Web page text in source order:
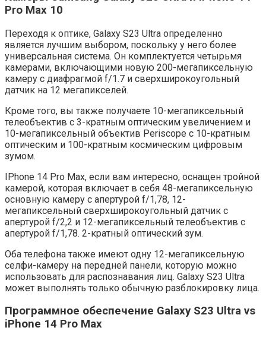
Pro Max 10
Переходя к оптике, Galaxy S23 Ultra определенно
является лучшим выбором, поскольку у него более
универсальная система. Он комплектуется четырьмя
камерами, включающими новую 200-мегапиксельную
камеру с диафрагмой f/1.7 и сверхширокоугольный
датчик на 12 мегапикселей.
Кроме того, вы также получаете 10-мегапиксельный
телеобъектив с 3-кратным оптическим увеличением и
10-мегапиксельный объектив Periscope с 10-кратным
оптическим и 100-кратным космическим цифровым
зумом.
IPhone 14 Pro Max, если вам интересно, оснащен тройной
камерой, которая включает в себя 48-мегапиксельную
основную камеру с апертурой f/1,78, 12-
мегапиксельный сверхширокоугольный датчик с
апертурой f/2,2 и 12-мегапиксельный телеобъектив с
апертурой f/1,78. 2-кратный оптический зум.
Оба телефона также имеют одну 12-мегапиксельную
селфи-камеру на передней панели, которую можно
использовать для распознавания лиц. Galaxy S23 Ultra
может выполнять только обычную разблокировку лица.
Программное обеспечение Galaxy S23 Ultra vs
iPhone 14 Pro Max